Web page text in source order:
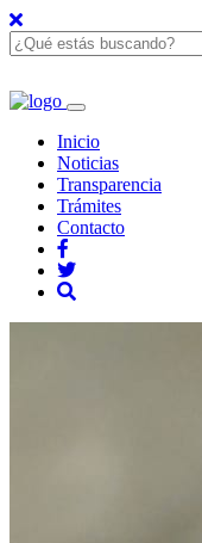
Inicio
Noticias
Transparencia
Trámites
Contacto